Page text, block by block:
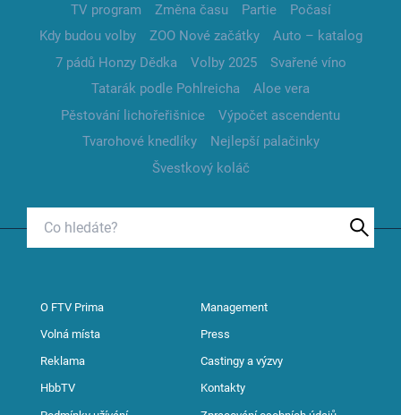
TV program
Změna času Partie
Počasí
Kdy budou volby
ZOO Nové začátky
Auto – katalog
7 pádů Honzy Dědka
Volby 2025
Svařené víno
Tatarák podle Pohlreicha
Aloe vera
Pěstování lichořeřišnice
Výpočet ascendentu
Tvarohové knedlíky
Nejlepší palačinky
Švestkový koláč
O FTV Prima Management
Volná místa Press
Reklama Castingy a výzvy
HbbTV Kontakty